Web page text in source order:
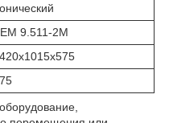
9.511-2М